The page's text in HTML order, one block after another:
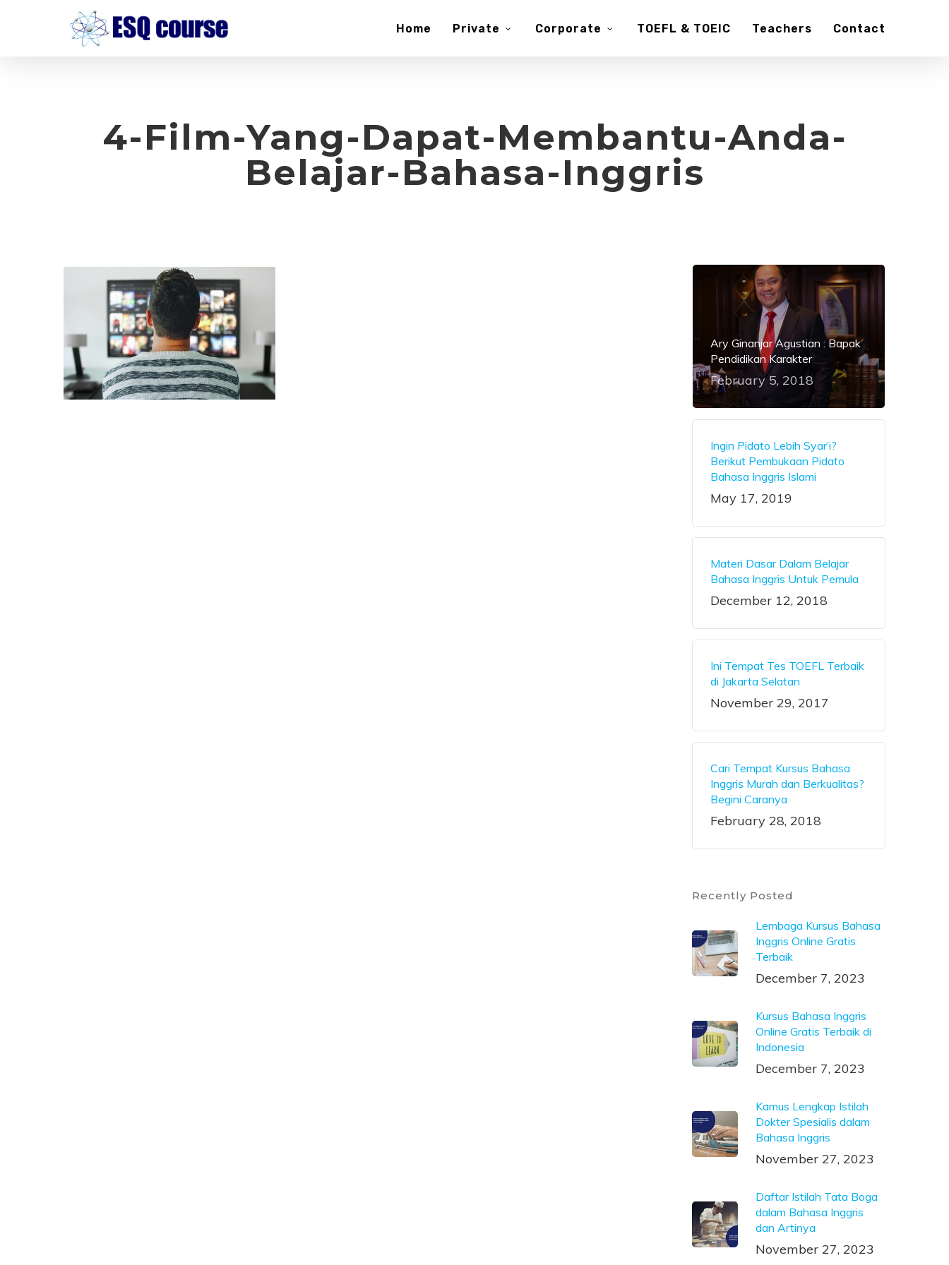
Home Private Corporate TOEFL & TOEIC Teachers Contact
4-Film-Yang-Dapat-Membantu-Anda-
Belajar-Bahasa-Inggris
Ary Ginanjar Agustian : Bapak
Pendidikan Karakter
February 5, 2018
Ingin Pidato Lebih Syar’i?
Berikut Pembukaan Pidato
Bahasa Inggris Islami
May 17, 2019
Materi Dasar Dalam Belajar
Bahasa Inggris Untuk Pemula
December 12, 2018
Ini Tempat Tes TOEFL Terbaik
di Jakarta Selatan
November 29, 2017
Cari Tempat Kursus Bahasa
Inggris Murah dan Berkualitas?
Begini Caranya
February 28, 2018
Recently Posted
Lembaga Kursus Bahasa
Inggris Online Gratis
Terbaik
December 7, 2023
Kursus Bahasa Inggris
Online Gratis Terbaik di
Indonesia
December 7, 2023
Kamus Lengkap Istilah
Dokter Spesialis dalam
Bahasa Inggris
November 27, 2023
Daftar Istilah Tata Boga
dalam Bahasa Inggris
dan Artinya
November 27, 2023